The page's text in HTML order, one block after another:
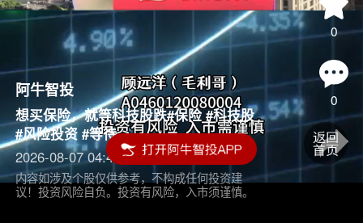
0
0
阿牛智投
想买保险，就等科技股跌#保险 #科技股
#风险投资 #等待
2026-08-07 04:45
内容如涉及个股仅供参考，不构成任何投资建
议！投资风险自负。投资有风险，入市须谨慎。